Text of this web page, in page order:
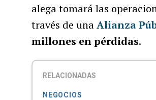
alega tomará las
través de unaAlianza
millones en pérdidas.
RELACIONADAS
NEGOCIOS